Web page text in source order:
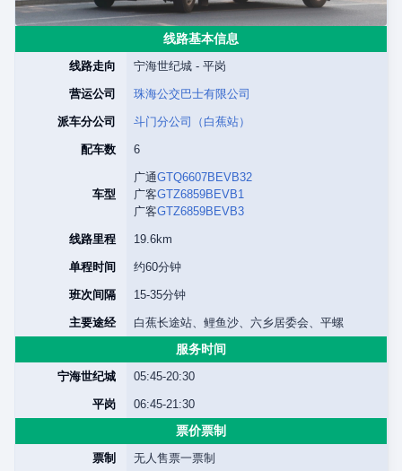
线路基本信息
线路走向 宁海世纪城 - 平岗
营运公司 珠海公交巴士有限公司
派车分公司 斗门分公司（白蕉站）
配车数 6
车型
广通GTQ6607BEVB32
广客GTZ6859BEVB1
广客GTZ6859BEVB3
线路里程 19.6km
单程时间 约60分钟
班次间隔 15-35分钟
主要途经 白蕉长途站、鲤鱼沙、六乡居委会、平螺
服务时间
宁海世纪城 05:45-20:30
平岗 06:45-21:30
票价票制
票制 无人售票一票制